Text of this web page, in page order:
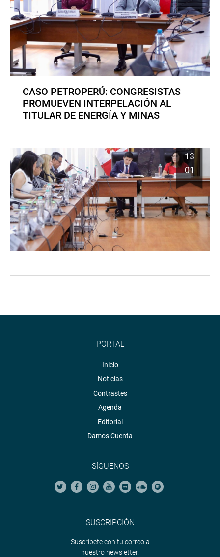
CASO PETROPERÚ: CONGRESISTAS
PROMUEVEN INTERPELACIÓN AL
TITULAR DE ENERGÍA Y MINAS
13
01
PORTAL
Inicio
Noticias
Contrastes
Agenda
Editorial
Damos Cuenta
SÍGUENOS
SUSCRIPCIÓN
Suscríbete con tu correo a
nuestro newsletter.